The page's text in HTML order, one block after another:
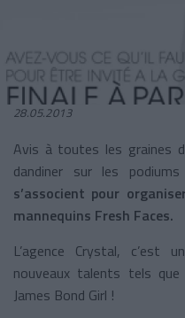
28.05.2013
Avis à toutes les graines
dandiner sur les
s’associent pour
mannequins Fresh Faces.
L’agence Crystal, c’est
nouveaux talents tels que
James Bond Girl !